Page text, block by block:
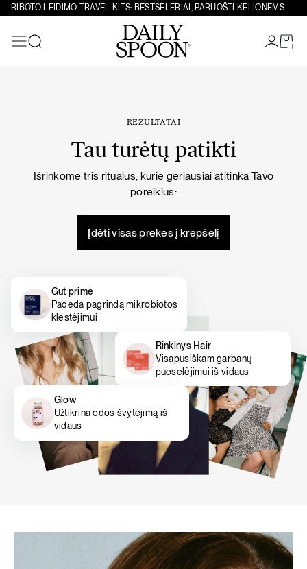
Eiti prie turinio
RIBOTO LEIDIMO TRAVEL KITS: BESTSELERIAI, PARUOŠTI KELIONĖMS
1
REZULTATAI
Tau turėtų patikti
Išrinkome tris ritualus, kurie geriausiai atitinka Tavo
poreikius:
Įdėti visas prekes į krepšelį
Gut prime
Padeda pagrindą mikrobiotos
klestėjimui
Rinkinys Hair
Visapusiškam garbanų
puoselėjimui iš vidaus
Glow
Užtikrina odos švytėjimą iš
vidaus